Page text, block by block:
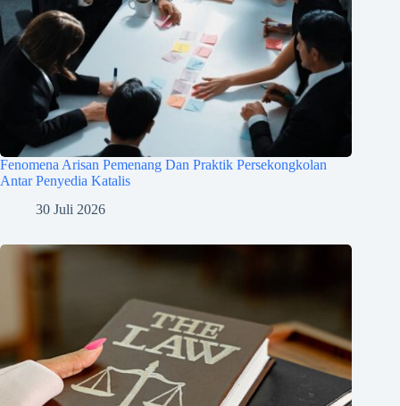
Fenomena Arisan Pemenang Dan Praktik Persekongkolan
Antar Penyedia Katalis
30 Juli 2026